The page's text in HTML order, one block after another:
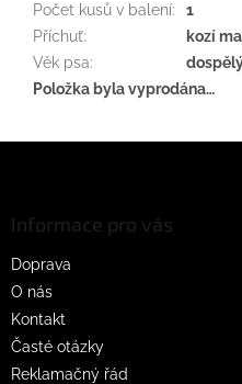
Počet kusů v balení:
1
Příchuť:
kozí
Věk psa:
Položka byla vyprodána…
Informace pro vás
Doprava
O nás
Kontakt
Časté otázky
Reklamačný řád